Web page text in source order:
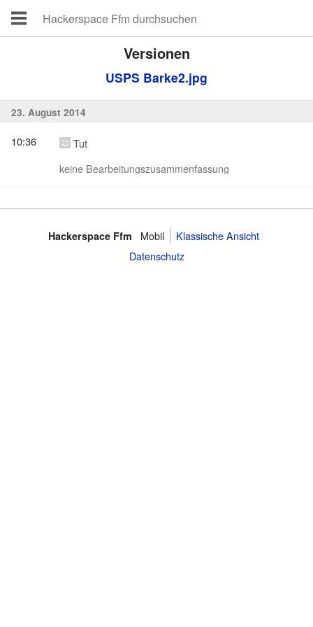
Versionen
USPS Barke2.jpg
23. August 2014
Tut
keine Bearbeitungszusammenfassung
10:36
Hackerspace Ffm Mobil
Klassische Ansicht
Datenschutz